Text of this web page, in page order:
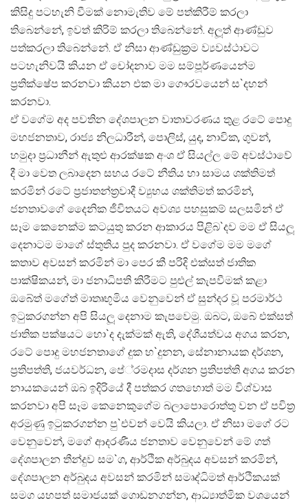
කිසිදු පටහැනි වීමක් නොමැතිව මේ පත්කිරීම් කරලා
තිබෙන්නේ, ඉවත් කිරිම් කරලා තිබෙන්නේ. අලූත් ආණ්ඩුව
පත්කරලා තිබෙන්නේ. ඒ නිසා ආණ්ඩුක‍්‍රම ව්‍යවස්ථාවට
පටහැනිවයි කියන ඒ චෝදනාව මම සම්පූර්ණයෙන්ම
ප‍්‍රතික්ෂේප කරනවා කියන එක මා ගෞරවයෙන් ස`දහන්
කරනවා.
ඒ වගේම අද පවතින දේශපාලන වාතාවරණය තුළ රටේ පොදු
මහජනතාව, රාජ්‍ය නිලධාරීන්, පොලිස්, යුද, නාවික, ගුවන්,
හමුදා ප‍්‍රධානීන් ඇතුළු ආරක්ෂක අංශ ඒ සියල්ල මේ අවස්ථාවේ
දී මා වෙත ලබාදෙන සහය රටේ නීතිය හා සාමය ශක්තිමත්
කරමින් රටේ ප‍්‍රජාතන්ත‍්‍රවාදී ව්‍යුහය ශක්තිමත් කරමින්,
ජනතාවගේ දෛනික ජීවිතයට අවශ්‍ය පහසුකම් සලසමින් ඒ
සෑම කෙනෙක්ම කටයුතු කරන ආකාරය පිළිබ`දව මම ඒ සියලූ
දෙනාටම මාගේ ස්තුතිය පුද කරනවා. ඒ වගේම මම මගේ
කතාව අවසන් කරමින් මා පෙර කී පරිදි එක්සත් ජාතික
පාක්ෂිකයන්, මා ජනාධිපති කිරීමට පුළුල් කැපවීමක් කළා
ඔබේත් මගේත් මාතෘභූමිය වෙනුවෙන් ඒ සුන්දර වූ පරමාර්ථ
ඉටුකරගන්න අපි සියලූ දෙනාම කැපවෙමු. ඔබට, ඔබේ එක්සත්
ජාතික පක්ෂයට හො`ද දැක්මක් ඇති, දේශීයත්වය අගය කරන,
රටේ පොදු මහජනතාගේ දුක හ`දුනන, සේනානායක දර්ශන,
ප‍්‍රතිපත්ති, ජයවර්ධන, පේ‍්‍රමදාස දර්ශන ප‍්‍රතිපත්ති අගය කරන
නායකයෙන් ඔබ ඉදිරියේ දී පත්කර ගතහොත් මම විශ්වාස
කරනවා අපි සෑම කෙනෙකුගේම බලාපොරොත්තු වන ඒ පවිත‍්‍ර
අරමුණු ඉටුකරගන්න පු`එවන් වෙයි කියලා. ඒ නිසා මගේ රට
වෙනුවෙන්, මගේ ආදරණීය ජනතාව වෙනුවෙන් මේ ගත්
දේශපාලන තීන්දුව සම`ග, ආර්ථික අර්බුදය අවසන් කරමින්,
දේශපාලන අර්බුදය අවසන් කරමින් සමෘද්ධිමත් ආර්ථිකයක්
සමග යහපත් සමාජයක් ගොඩනගන්න, ආධ්‍යාත්මික වශයෙන්